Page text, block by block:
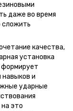
даже во время
сложить
качества,
установка
формирует
навыков и
ударные
это